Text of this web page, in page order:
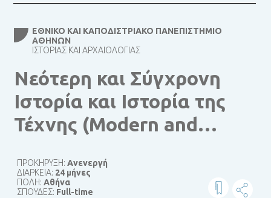
ΕΘΝΙΚΌ ΚΑΙ ΚΑΠΟΔΙΣΤΡΙΑΚΌ ΠΑΝΕΠΙΣΤΉΜΙΟ
ΑΘΗΝΏΝ
ΙΣΤΟΡΊΑΣ ΚΑΙ ΑΡΧΑΙΟΛΟΓΊΑΣ
Νεότερη και Σύγχρονη
Ιστορία και Ιστορία της
Τέχνης (Modern and
and History of Art)
ΠΡΟΚΗΡΥΞΗ:Ανενεργή
ΔΙΑΡΚΕΙΑ: 24 μήνες
ΠΟΛΗ:Αθήνα
ΣΠΟΥΔΕΣ: Full-time